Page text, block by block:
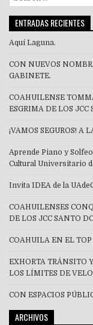
for:
ENTRADAS RECIENTES
Aquí Laguna.
CON NUEVOS
GABINETE.
COAHUILENSE
ESGRIMA DE LOS
¡VAMOS SEGUROS! A
Aprende Piano y
Cultural Universitario
Invita IDEA de la
COAHUILENSES
DE LOS JCC SANTO
COAHUILA EN EL
EXHORTA TRÁNSITO
LOS LÍMITES DE
CON ESPACIOS
ARCHIVOS